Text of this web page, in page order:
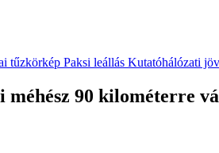
tűzkörkép Paksi leállás Kutatóhálózati
méhész 90 kilométerre